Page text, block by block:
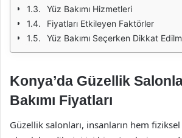
Yüz Bakımı Hizmetleri
Fiyatları Etkileyen Faktörler
Yüz Bakımı Seçerken Dikkat
Konya’da Güzellik
Bakımı Fiyatları
Güzellik salonları, insanların hem